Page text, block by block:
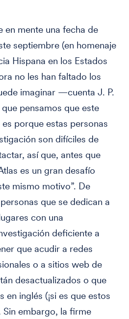
en mente una fecha de
septiembre (en homenaje
Hispana en los Estados
no les han faltado los
imaginar —cuenta J. P.
pensamos que este
porque estas personas
son difíciles de
así que, antes que
es un gran desafío
mismo motivo”. De
que se dedican a
con una
deficiente a
que acudir a redes
o a sitios web de
desactualizados o que
en inglés (¡si es que estos
embargo, la firme